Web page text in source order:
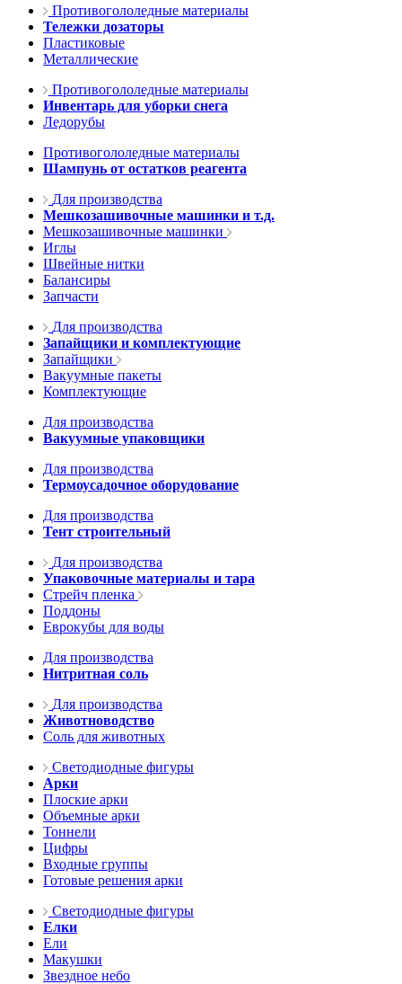
Противогололедные материалы
Тележки дозаторы
Пластиковые
Металлические
Противогололедные материалы
Инвентарь для уборки снега
Ледорубы
Противогололедные материалы
Шампунь от остатков реагента
Для производства
Мешкозашивочные машинки и т.д.
Мешкозашивочные машинки
Иглы
Швейные нитки
Балансиры
Запчасти
Для производства
Запайщики и комплектующие
Запайщики
Вакуумные пакеты
Комплектующие
Для производства
Вакуумные упаковщики
Для производства
Термоусадочное оборудование
Для производства
Тент строительный
Для производства
Упаковочные материалы и тара
Стрейч пленка
Поддоны
Еврокубы для воды
Для производства
Нитритная соль
Для производства
Животноводство
Соль для животных
Светодиодные фигуры
Арки
Плоские арки
Объемные арки
Тоннели
Цифры
Входные группы
Готовые решения арки
Светодиодные фигуры
Елки
Ели
Макушки
Звездное небо